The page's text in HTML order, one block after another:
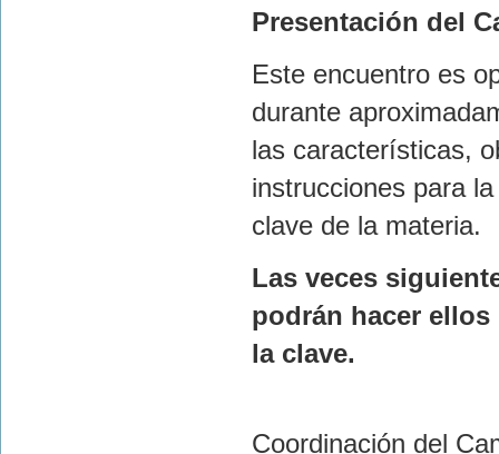
Presentación del
Este encuentro es
durante
las características,
instrucciones para
clave de la materia.
Las veces
podrán hacer
la clave.
Coordinación del